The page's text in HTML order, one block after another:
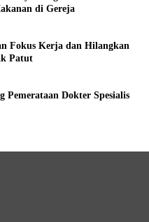
di Gereja
Fokus Kerja dan Hilangkan
Patut
Pemerataan Dokter Spesialis